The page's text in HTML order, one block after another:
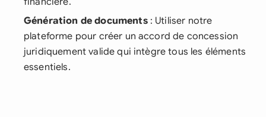
Génération de documents: Utiliser notre
plateforme pour créer un accord de concession
juridiquement valide qui intègre tous les éléments
essentiels.